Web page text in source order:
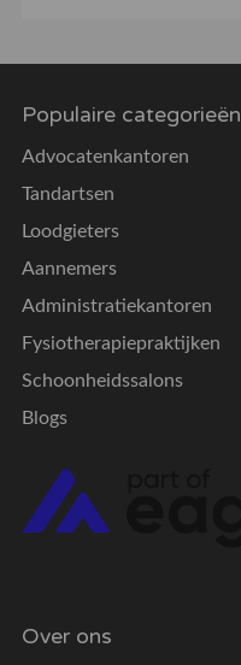
Populaire categorieën
Advocatenkantoren
Tandartsen
Loodgieters
Aannemers
Administratiekantoren
Fysiotherapiepraktijken
Schoonheidssalons
Blogs
Over ons